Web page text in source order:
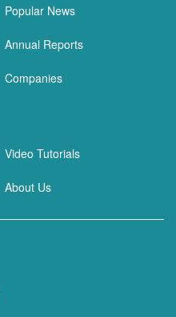
Popular News
Annual Reports
Companies
Video Tutorials
About Us